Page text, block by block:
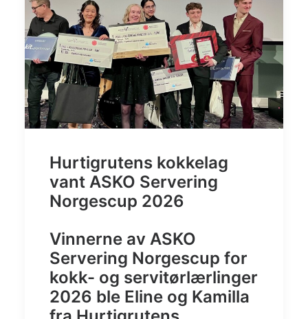
Hurtigrutens kokkelag
vant ASKO Servering
Norgescup 2026
Vinnerne av ASKO
Servering Norgescup for
kokk- og servitørlærlinger
2026 ble Eline og Kamilla